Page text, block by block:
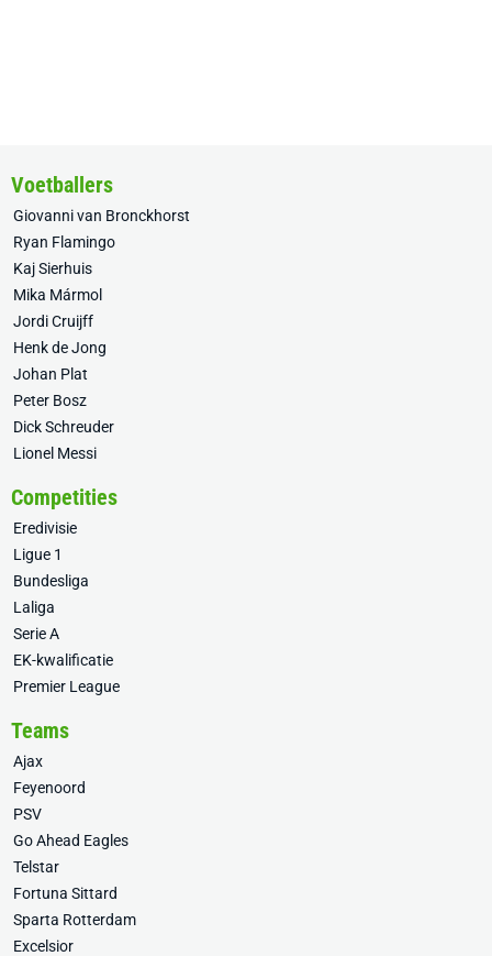
Voetballers
Giovanni van Bronckhorst
Ryan Flamingo
Kaj Sierhuis
Mika Mármol
Jordi Cruijff
Henk de Jong
Johan Plat
Peter Bosz
Dick Schreuder
Lionel Messi
Competities
Eredivisie
Ligue 1
Bundesliga
Laliga
Serie A
EK-kwalificatie
Premier League
Teams
Ajax
Feyenoord
PSV
Go Ahead Eagles
Telstar
Fortuna Sittard
Sparta Rotterdam
Excelsior